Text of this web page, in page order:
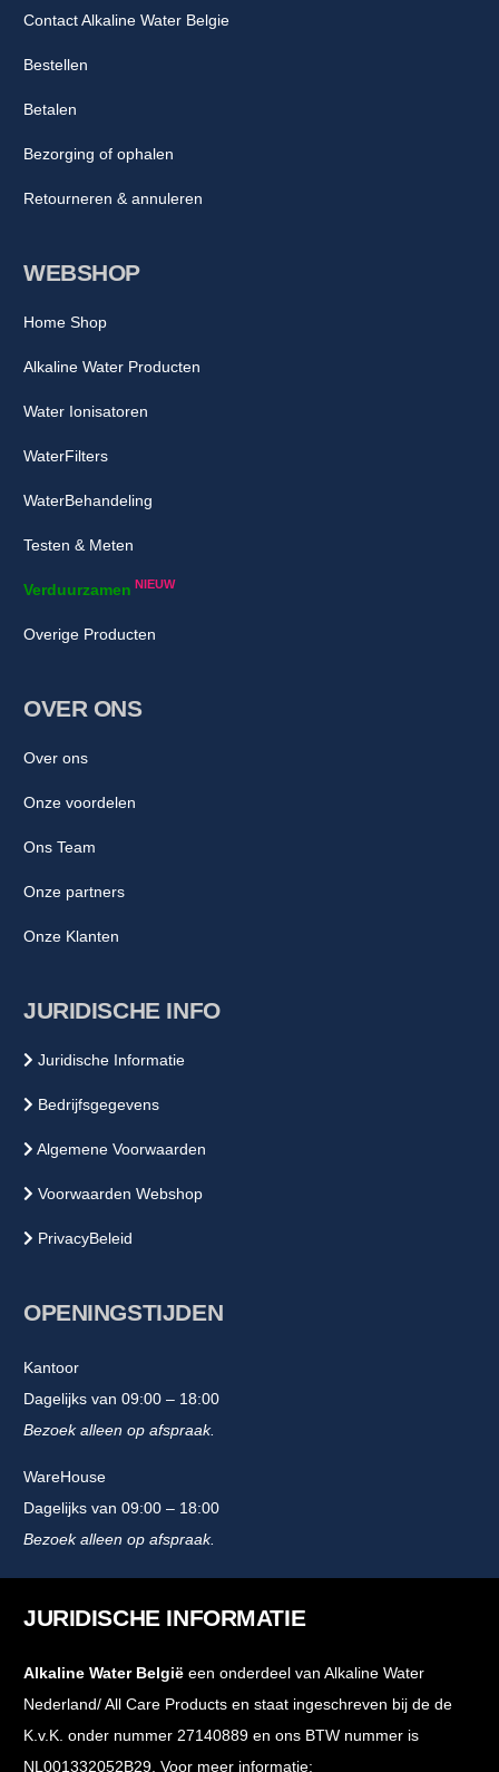
WEBSHOP
Home Shop
Alkaline Water Producten
Water Ionisatoren
WaterFilters
WaterBehandeling
Testen & Meten
Verduurzamen NIEUW
Overige Producten
OVER ONS
Over ons
Onze voordelen
Ons Team
Onze partners
Onze Klanten
JURIDISCHE INFO
Juridische Informatie
Bedrijfsgegevens
Algemene Voorwaarden
Voorwaarden Webshop
PrivacyBeleid
OPENINGSTIJDEN
Kantoor
Dagelijks van 09:00 – 18:00
Bezoek alleen op afspraak.
WareHouse
Dagelijks van 09:00 – 18:00
Bezoek alleen op afspraak.
Contact Alkaline Water Belgie
Bestellen
Betalen
Bezorging of ophalen
Retourneren & annuleren
JURIDISCHE INFORMATIE
Alkaline Water België een onderdeel van Alkaline Water
Nederland/ All Care Products en staat ingeschreven bij de de
K.v.K. onder nummer 27140889 en ons BTW nummer is
NL001332052B29. Voor meer informatie: